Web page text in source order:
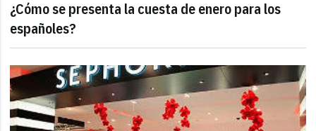
¿Cómo se presenta la cuesta de enero para los
españoles?